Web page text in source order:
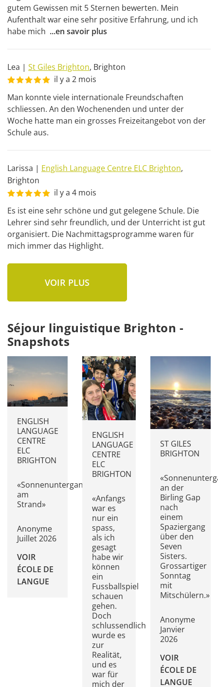
gutem Gewissen mit 5 Sternen bewerten. Mein
Aufenthalt war eine sehr positive Erfahrung, und ich
habe mich ...en savoir plus
Lea | St Giles Brighton, Brighton
il y a 2 mois
Man konnte viele internationale Freundschaften
schliessen. An den Wochenenden und unter der
Woche hatte man ein grosses Freizeitangebot von der
Schule aus.
Larissa | English Language Centre ELC Brighton,
Brighton
il y a 4 mois
Es ist eine sehr schöne und gut gelegene Schule. Die
Lehrer sind sehr freundlich, und der Unterricht ist gut
organisiert. Die Nachmittagsprogramme waren für
mich immer das Highlight.
VOIR PLUS
Séjour linguistique Brighton -
Snapshots
ENGLISH
LANGUAGE
CENTRE
ELC
BRIGHTON
«Sonnenuntergang
am
Strand»
Anonyme
Juillet 2026
VOIR
ÉCOLE DE
LANGUE
ENGLISH
LANGUAGE
CENTRE
ELC
BRIGHTON
«Anfangs
war es
nur ein
spass,
als ich
gesagt
habe wir
können
ein
Fussballspiel
schauen
gehen.
Doch
schlussendlich
wurde es
zur
Realität,
und es
war für
mich der
ST GILES
BRIGHTON
an der
Birling Gap
nach
einem
Spaziergang
über den
Seven
Sisters.
Grossartiger
Sonntag
mit
Mitschülern.»
Anonyme
Janvier
2026
VOIR
ÉCOLE DE
LANGUE